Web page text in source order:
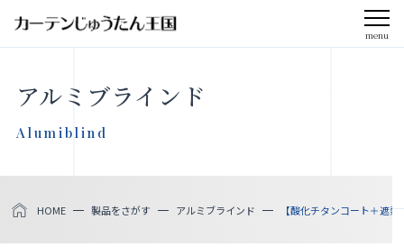
menu
会社案内
お知らせ
アルミブラインド
Alumiblind
HOME 製品をさがす アルミブラインド 【酸化チタンコート＋遮